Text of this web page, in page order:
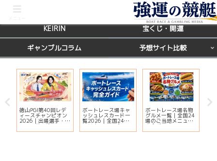
レース場ガイド
KEIRIN 宝くじ・開運
ギャンブルコラム 予想サイト比較
徳山PGI第40回レデ
ィースチャンピオン
2026｜出場選手・ド
リーム戦・注目モー
ター・イベント情報
ボートレース場キャ
ッシュレスカード一
覧2026｜全国24場
の対応状況・ポイン
ト還元・入会方法ま
ボートレース場名物
グルメ一覧｜全国24
場のご当地メニュー
完全ガイド